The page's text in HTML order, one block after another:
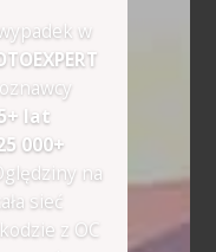
w
lat
000+
na
sieć
z OC